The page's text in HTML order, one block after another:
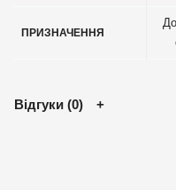
ПРИЗНАЧЕННЯ
Відгуки (0)